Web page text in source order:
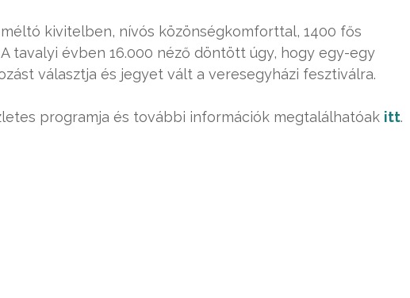
kivitelben, nívós közönségkomforttal, 1400 fős
tavalyi évben 16.000 néző döntött úgy, hogy egy-egy
választja és jegyet vált a veresegyházi fesztiválra.
programja és további információk megtalálhatóak itt.